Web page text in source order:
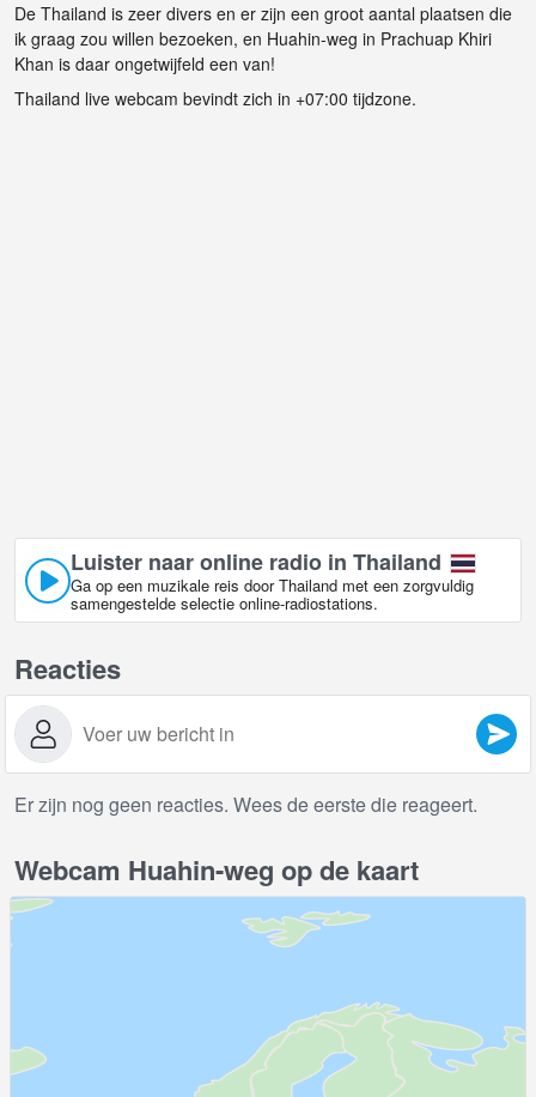
De Thailand is zeer divers en er zijn een groot aantal plaatsen die
ik graag zou willen bezoeken, en Huahin-weg in Prachuap Khiri
Khan is daar ongetwijfeld een van!
Thailand live webcam bevindt zich in +07:00 tijdzone.
Luister naar online radio in Thailand
Ga op een muzikale reis door Thailand met een zorgvuldig
samengestelde selectie online-radiostations.
Reacties
Er zijn nog geen reacties. Wees de eerste die reageert.
Webcam Huahin-weg op de kaart